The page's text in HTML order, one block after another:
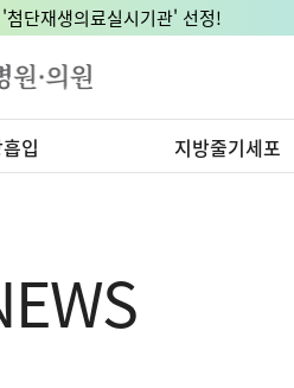
단재생의료실시기관' 선정!
입 지방줄기세포